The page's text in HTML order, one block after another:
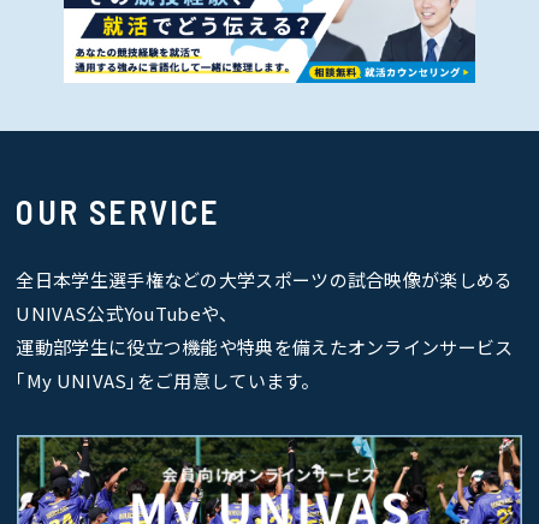
OUR SERVICE
全日本学生選手権などの大学スポーツの試合映像が楽しめる
UNIVAS公式YouTubeや、
運動部学生に役立つ機能や特典を備えたオンラインサービス
｢My UNIVAS｣をご用意しています。